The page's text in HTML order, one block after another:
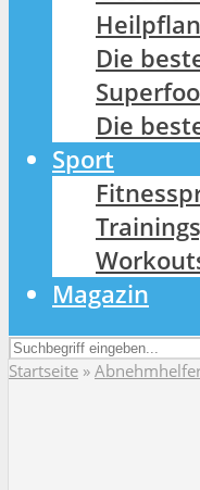
Die
Die
Sport
Magazin
Startseite »